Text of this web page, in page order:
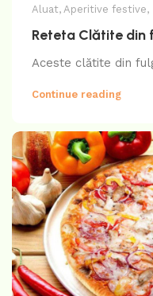
Aluat, Aperitive festive,
Reteta Clătite din
Aceste clătite din
Continue reading